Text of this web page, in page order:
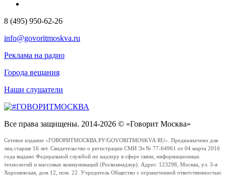
8 (495) 950-62-26
info@govoritmoskva.ru
Реклама на радио
Города вещания
Наши слушатели
Все права защищены. 2014-2026 © «Говорит Москва»
Сетевое издание «ГОВОРИТМОСКВА.РУ/GOVORITMOSKVA.RU». Предназначено для
лиц старше 16 лет. Свидетельство о регистрации СМИ Эл № 77-64961 от 04 марта 2016
года выдано Федеральной службой по надзору в сфере связи, информационных
технологий и массовых коммуникаций (Роскомнадзор). Адрес: 123298, Москва, ул. 3-я
Хорошевская, дом 12, пом. 22. Учредитель Общество с ограниченной ответственностью